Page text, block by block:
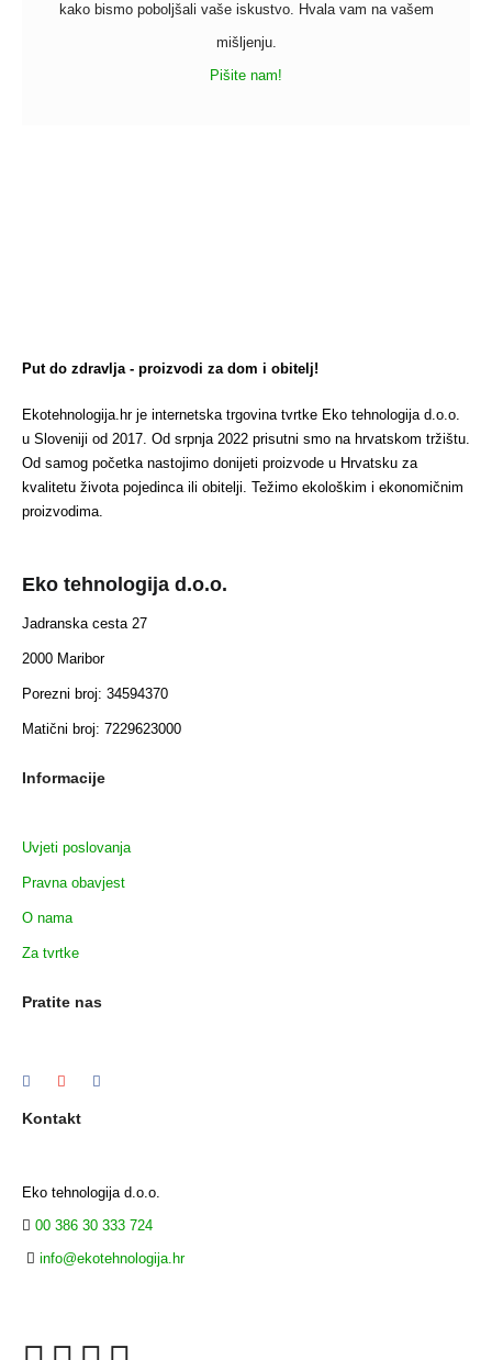
kako bismo poboljšali vaše iskustvo. Hvala vam na vašem
mišljenju.
Pišite nam!
Put do zdravlja - proizvodi za dom i obitelj!
Ekotehnologija.hr je internetska trgovina tvrtke Eko tehnologija d.o.o.
u Sloveniji od 2017. Od srpnja 2022 prisutni smo na hrvatskom tržištu.
Od samog početka nastojimo donijeti proizvode u Hrvatsku za
kvalitetu života pojedinca ili obitelji. Težimo ekološkim i ekonomičnim
proizvodima.
Eko tehnologija d.o.o.
Jadranska cesta 27
2000 Maribor
Porezni broj: 34594370
Matični broj: 7229623000
Informacije
Uvjeti poslovanja
Pravna obavjest
O nama
Za tvrtke
Pratite nas
Kontakt
Eko tehnologija d.o.o.
00 386 30 333 724
info@ekotehnologija.hr